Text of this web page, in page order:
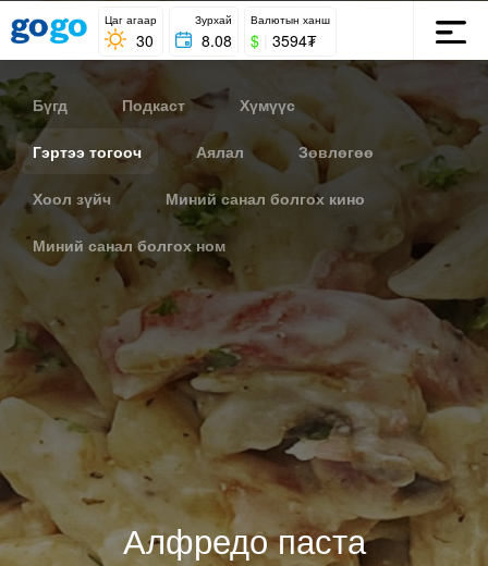
Цаг агаар
30
Зурхай
8.08
Валютын ханш
$ 3594₮
Бүгд Подкаст Хүмүүс
Гэртээ тогооч Аялал Зөвлөгөө
Хоол зүйч Миний санал болгох кино
Миний санал болгох ном
Алфредо паста